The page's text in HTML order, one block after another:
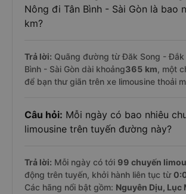
Nông đi Tân Bình - Sài Gòn là bao
km?
Trả lời: Quãng đường từ Đăk Song - Đắk
Bình - Sài Gòn dài khoảng365 km, một
để bạn thư giãn trên xe limousine thoải
Câu hỏi: Mỗi ngày có bao nhiêu
limousine trên tuyến đường này?
Trả lời: Mỗi ngày có tới 99 chuyến
động trên tuyến, khởi hành liên tục từ
Các hãng nổi bật gồm: Nguyên Dịu, Lục